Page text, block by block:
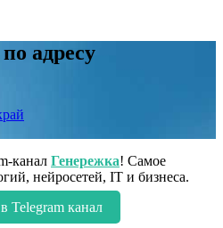
адресу
канал Генережка! Самое
нейросетей, IT и бизнеса.
Telegram канал